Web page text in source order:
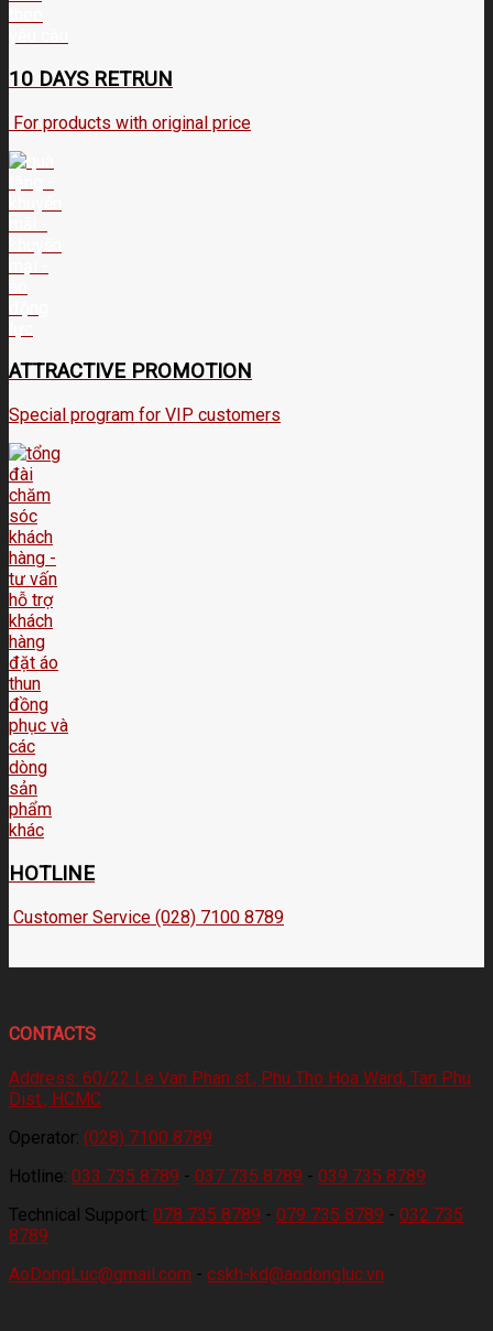
10 DAYS RETRUN
For products with original price
ATTRACTIVE PROMOTION
Special program for VIP customers
HOTLINE
Customer Service (028) 7100 8789
CONTACTS
Address: 60/22 Le Van Phan st., Phu Tho Hoa Ward, Tan Phu
Dist., HCMC
Operator: (028) 7100 8789
Hotline: 033 735 8789 - 037 735 8789 - 039 735 8789
Technical Support: 078 735 8789 - 079 735 8789 - 032 735
8789
AoDongLuc@gmail.com - cskh-kd@aodongluc.vn